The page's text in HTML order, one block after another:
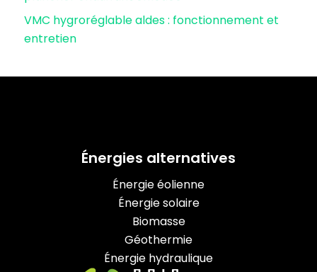
VMC hygroréglable aldes : fonctionnement et
entretien
Énergies alternatives
Énergie éolienne
Énergie solaire
Biomasse
Géothermie
Énergie hydraulique